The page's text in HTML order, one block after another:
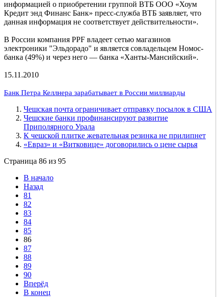
информацией о приобретении группой ВТБ ООО «Хоум
Кредит энд Финанс Банк» пресс-служба ВТБ заявляет, что
данная информация не соответствует действительности».
В России компания PPF владеет сетью магазинов
электроники "Эльдорадо" и является совладельцем Номос-
банка (49%) и через него — банка «Ханты-Мансийский».
15.11.2010
Банк Петра Келлнера зарабатывает в России миллиарды
Чешская почта ограничивает отправку посылок в США
Чешские банки профинансируют развитие
Приполярного Урала
К чешской плитке жевательная резинка не прилипнет
«Евраз» и «Витковице» договорились о цене сырья
Страница 86 из 95
В начало
Назад
81
82
83
84
85
86
87
88
89
90
Вперёд
В конец